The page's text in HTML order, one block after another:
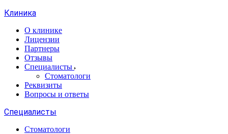
Клиника
О клинике
Лицензии
Партнеры
Отзывы
Специалисты
Стоматологи
Реквизиты
Вопросы и ответы
Специалисты
Стоматологи